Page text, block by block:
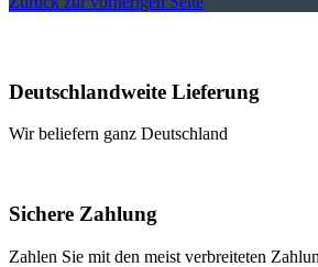
Deutschlandweite Lieferung
Wir beliefern ganz Deutschland
Sichere Zahlung
Zahlen Sie mit den meist verbreiteten